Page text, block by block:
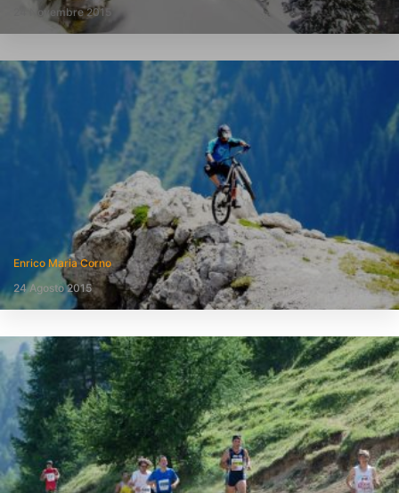
24 Novembre 2015
Enrico Maria Corno
24 Agosto 2015